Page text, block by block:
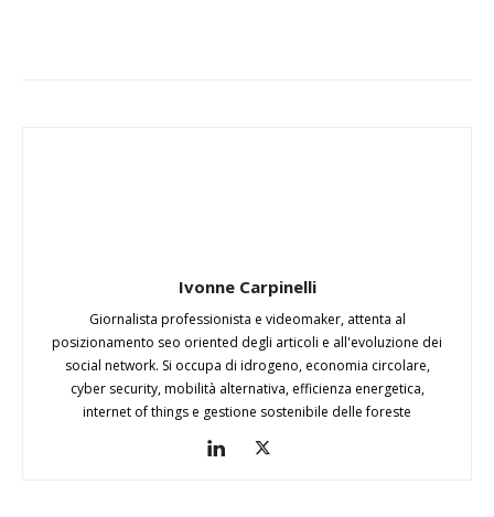
Ivonne Carpinelli
Giornalista professionista e videomaker, attenta al
posizionamento seo oriented degli articoli e all'evoluzione dei
social network. Si occupa di idrogeno, economia circolare,
cyber security, mobilità alternativa, efficienza energetica,
internet of things e gestione sostenibile delle foreste